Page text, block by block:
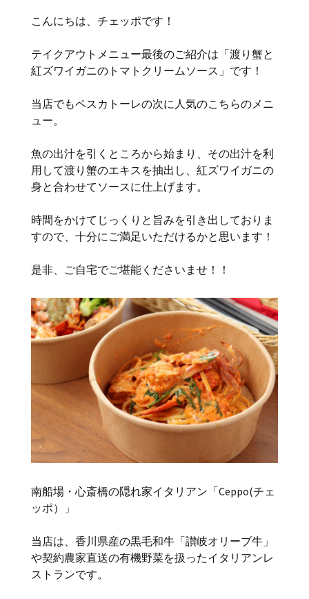
こんにちは、チェッポです！
テイクアウトメニュー最後のご紹介は「渡り蟹と
紅ズワイガニのトマトクリームソース」です！
当店でもペスカトーレの次に人気のこちらのメニ
ュー。
魚の出汁を引くところから始まり、その出汁を利
用して渡り蟹のエキスを抽出し、紅ズワイガニの
身と合わせてソースに仕上げます。
時間をかけてじっくりと旨みを引き出しておりま
すので、十分にご満足いただけるかと思います！
是非、ご自宅でご堪能くださいませ！！
南船場・心斎橋の隠れ家イタリアン「Ceppo(チェ
ッポ）」
当店は、香川県産の黒毛和牛「讃岐オリーブ牛」
や契約農家直送の有機野菜を扱ったイタリアンレ
ストランです。